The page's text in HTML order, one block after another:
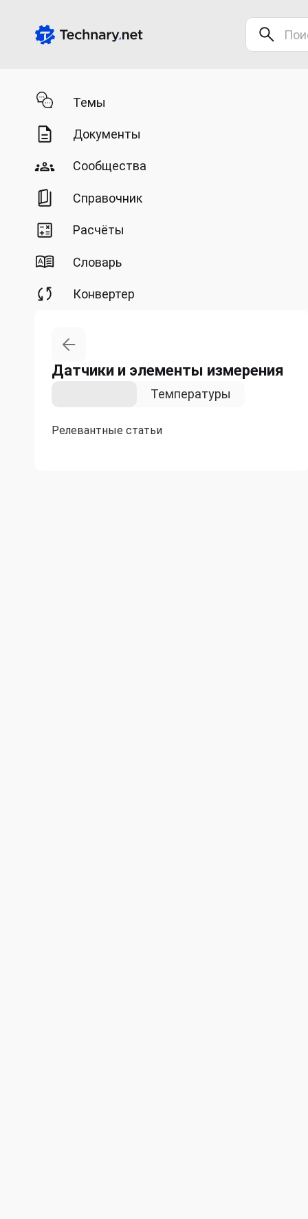
Темы
Документы
Сообщества
Справочник
Расчёты
Словарь
Конвертер
Датчики и элементы измерения
Температуры
Релевантные статьи